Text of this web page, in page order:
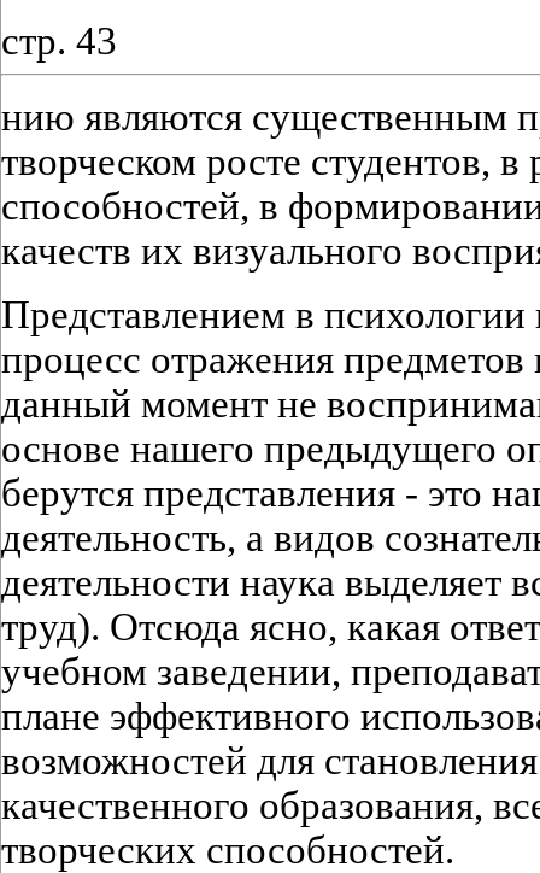
стр. 43
нию являются существенным
творческом росте студентов, в
способностей, в
качеств их визуального
Представлением в
процесс отражения
данный момент не
основе нашего предыдущего
берутся представления - это
деятельность, а видов
деятельности наука выделяет
труд). Отсюда ясно, какая
учебном заведении,
плане эффективного
возможностей для
качественного образования,
творческих способностей.